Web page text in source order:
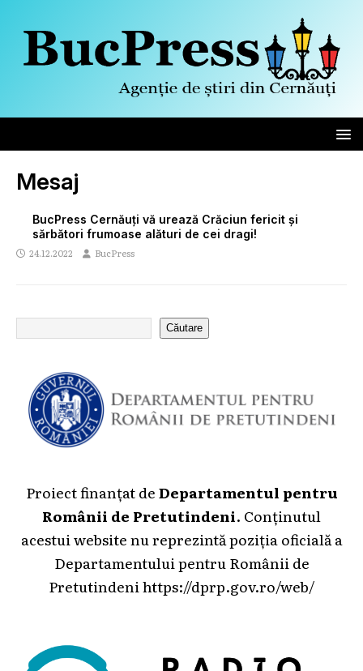
Mesaj
BucPress Cernăuți vă urează Crăciun fericit și
sărbători frumoase alături de cei dragi!
24.12.2022 BucPress
Căutare
Proiect finanțat deDepartamentul pentru
Românii de Pretutindeni. Conținutul
acestui website nu reprezintă poziția oficială a
Departamentului pentru Românii de
Pretutindeni https://dprp.gov.ro/web/